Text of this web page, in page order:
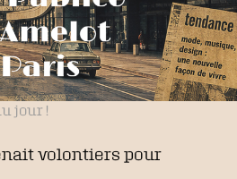
jour !
volontiers pour